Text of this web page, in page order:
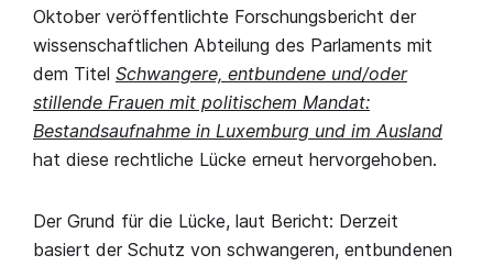
Oktober veröffentlichte Forschungsbericht der
wissenschaftlichen Abteilung des Parlaments mit
dem Titel Schwangere, entbundene und/oder
stillende Frauen mit politischem Mandat:
Bestandsaufnahme in Luxemburg und im Ausland
hat diese rechtliche Lücke erneut hervorgehoben.
Der Grund für die Lücke, laut Bericht: Derzeit
basiert der Schutz von schwangeren, entbundenen